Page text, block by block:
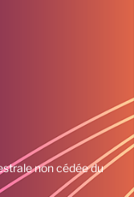
non cédée du